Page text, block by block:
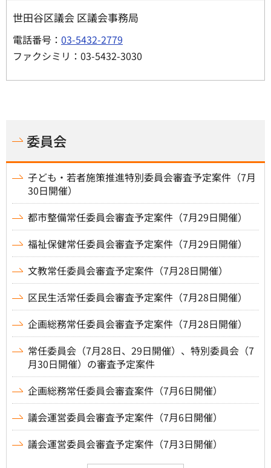
世田谷区議会 区議会事務局
電話番号： 03-5432-2779
ファクシミリ：03-5432-3030
委員会
子ども・若者施策推進特別委員会審査予定案件（7月
30日開催）
都市整備常任委員会審査予定案件（7月29日開催）
福祉保健常任委員会審査予定案件（7月29日開催）
文教常任委員会審査予定案件（7月28日開催）
区民生活常任委員会審査予定案件（7月28日開催）
企画総務常任委員会審査予定案件（7月28日開催）
常任委員会（7月28日、29日開催）、特別委員会（7
月30日開催）の審査予定案件
企画総務常任委員会審査案件（7月6日開催）
議会運営委員会審査予定案件（7月6日開催）
議会運営委員会審査予定案件（7月3日開催）